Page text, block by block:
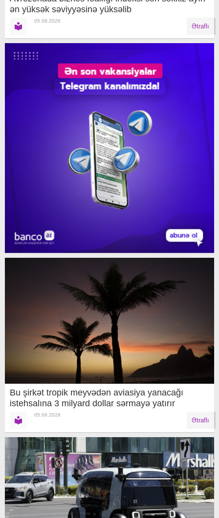
ən yüksək səviyyəsinə yüksəlib
05.08.2026
Ətraflı
Bu şirkət tropik meyvədən aviasiya yanacağı
istehsalına 3 milyard dollar sərmayə yatırır
05.08.2026
Ətraflı